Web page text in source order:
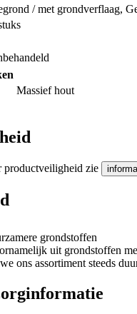
/ met grondverflaag,
Massief hout
zie
grondstoffen
uit grondstoffen
ons assortiment steeds